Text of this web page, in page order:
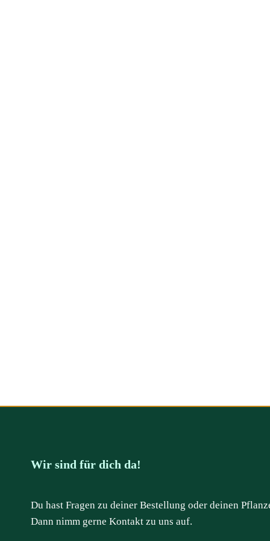
Wir sind für dich da!
Du hast Fragen zu deiner Bestellung oder deinen
Dann nimm gerne Kontakt zu uns auf.